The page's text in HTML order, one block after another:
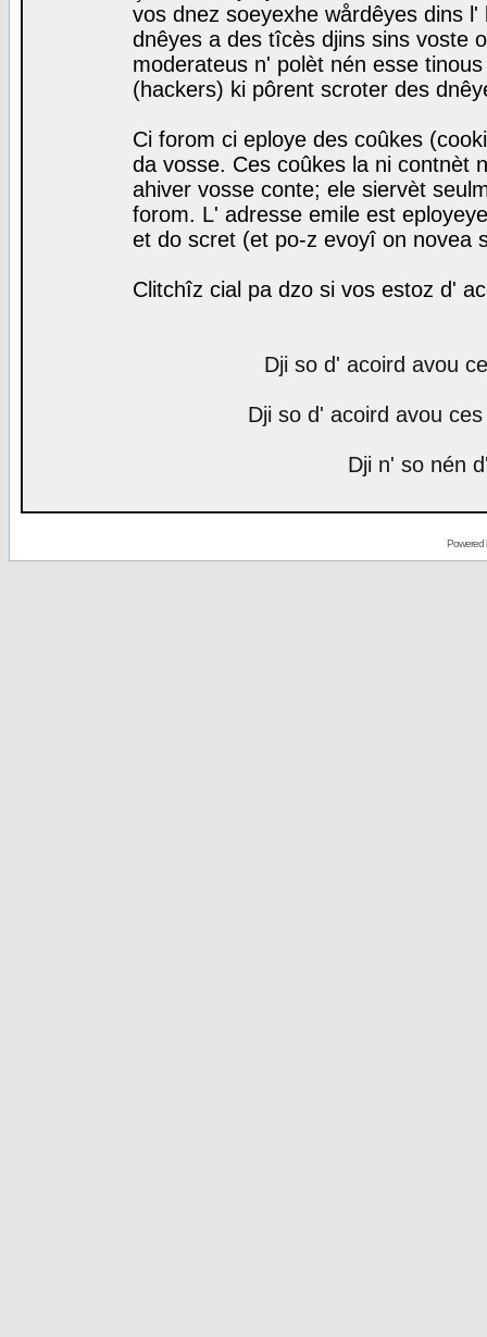
vos dnez soeyexhe wårdêyes dins
dnêyes a des tîcès djins sins voste
moderateus n' polèt nén esse
(hackers) ki pôrent scroter des
Ci forom ci eploye des coûkes
da vosse. Ces coûkes la ni contnèt
ahiver vosse conte; ele siervèt
forom. L' adresse emile est
et do scret (et po-z evoyî on novea
Clitchîz cial pa dzo si vos estoz d'
Dji so d' acoird avou
Dji so d' acoird avou
Dji n' so nén
Powered